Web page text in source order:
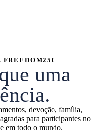
FREEDOM250
uma
devoção, família,
para participantes no
em todo o mundo.